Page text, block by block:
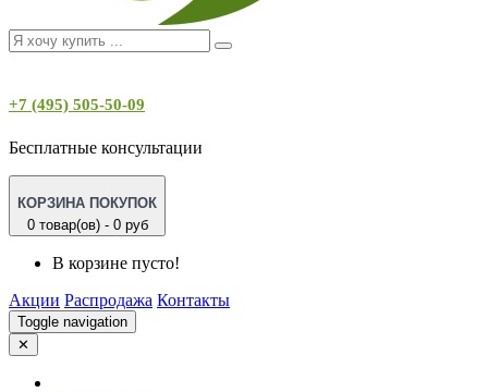
+7 (495) 505-50-09
Бесплатные консультации
КОРЗИНА ПОКУПОК
0 товар(ов) - 0 руб
В корзине пусто!
Акции Распродажа Контакты
Toggle navigation
✕